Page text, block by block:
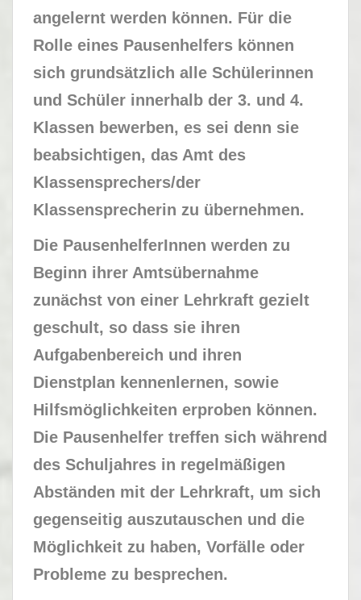
angelernt werden können. Für die
Rolle eines Pausenhelfers können
sich grundsätzlich alle Schülerinnen
und Schüler innerhalb der 3. und 4.
Klassen bewerben, es sei denn sie
beabsichtigen, das Amt des
Klassensprechers/der
Klassensprecherin zu übernehmen.
Die PausenhelferInnen werden zu
Beginn ihrer Amtsübernahme
zunächst von einer Lehrkraft gezielt
geschult, so dass sie ihren
Aufgabenbereich und ihren
Dienstplan kennenlernen, sowie
Hilfsmöglichkeiten erproben können.
Die Pausenhelfer treffen sich während
des Schuljahres in regelmäßigen
Abständen mit der Lehrkraft, um sich
gegenseitig auszutauschen und die
Möglichkeit zu haben, Vorfälle oder
Probleme zu besprechen.